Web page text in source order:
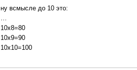
ну всмысле до 10 это:
…
10х8=80
10х9=90
10х10=100